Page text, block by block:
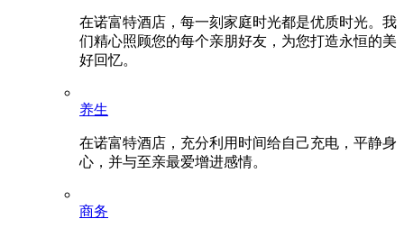
在诺富特酒店，每一刻家庭时光都是优质时光。我
们精心照顾您的每个亲朋好友，为您打造永恒的美
好回忆。
养生
在诺富特酒店，充分利用时间给自己充电，平静身
心，并与至亲最爱增进感情。
商务